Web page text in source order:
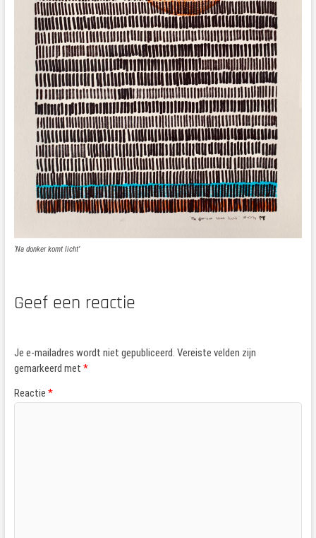
‘Na donker komt licht’
Geef een reactie
Je e-mailadres wordt niet gepubliceerd. Vereiste velden zijn
gemarkeerd met *
Reactie *